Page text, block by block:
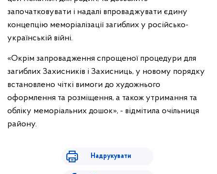
започатковувати і надалі впроваджувати єдину
концепцію меморіалізації загиблих у російсько-
українській війні.
«Окрім запровадження спрощеної процедури для
загиблих Захисників і Захисниць, у новому порядку
встановлено чіткі вимоги до художнього
оформлення та розміщення, а також утримання та
обліку меморіальних дошок», - відмітила очільниця
району.
Надрукувати